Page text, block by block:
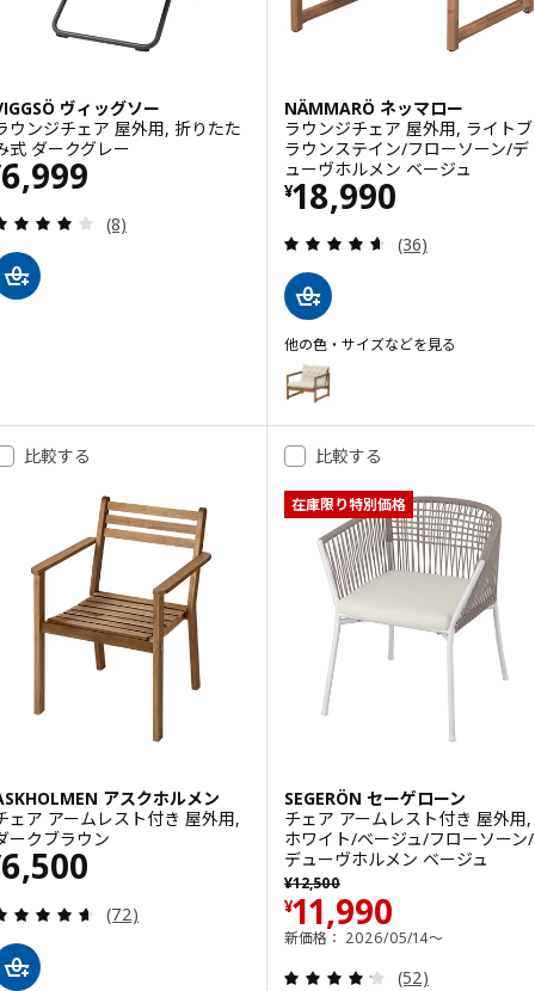
ヴィッグソー
ウンジチェア 屋外用, 折りたた
式 ダークグレー
6,999
格 ¥ 6999
レビュー: 4.1 から 5 星です。 総レビュー数:
(8)
NÄMMARÖ ネッマロー
ラウンジチェア 屋外用, ライトブ
ラウンステイン/フローソーン/デ
ューヴホルメン ベージュ
¥18,990
価格 ¥ 18990
レビュー: 4.6
(36)
他の色・サイズなどを見る
NÄMMARÖ ネッマロー
オプション: NÄMMARÖ ネッマ
比較する
アスクホルメン
ェア アームレスト付き 屋外用,
ークブラウン
6,500
格 ¥ 6500
レビュー: 4.6 から 5 星です。 総レビュー数:
(72)
比較する
在庫限り特別価格
SEGERÖN セーゲローン
チェア アームレスト付き 屋外用,
ホワイト/ベージュ/フローソーン/
デューヴホルメン ベージュ
¥12,500
以前の価格 ¥ 12500
¥11,990
価格 ¥ 11990
新価格： 2026/05/14～
レビュー: 4.2
(52)